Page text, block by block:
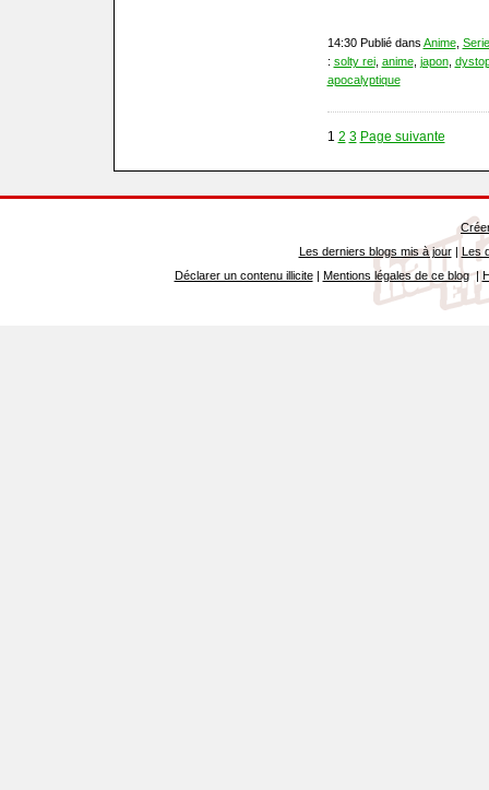
14:30 Publié dans Anime,
: solty rei, anime, japon,
apocalyptique
1 2 3 Page suivante
Les derniers blogs mis à jour| Les
Déclarer un contenu illicite| Mentions légales de ce blog|